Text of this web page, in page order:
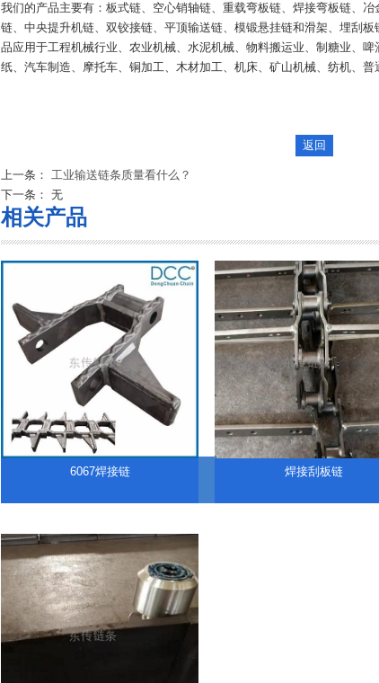
我们的产品主要有：板式链、空心销轴链、重载弯板链、焊接弯板链、
链、中央提升机链、双铰接链、平顶输送链、模锻悬挂链和滑架、埋刮
品应用于工程机械行业、农业机械、水泥机械、物料搬运业、制糖业、
纸、汽车制造、摩托车、铜加工、木材加工、机床、矿山机械、纺机、普
上一条： 工业输送链条质量看什么？
下一条： 无
相关产品
6067焊接链 焊接刮板链